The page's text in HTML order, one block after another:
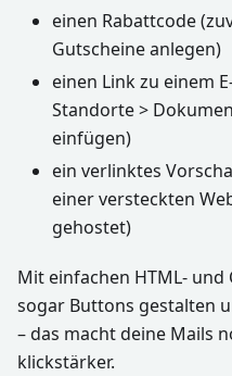
einen Rabattcode
Gutscheine anlegen)
einen Link zu einem
Standorte >
einfügen)
ein verlinktes
einer versteckten
gehostet)
Mit einfachen HTML- und
sogar Buttons gestalten
– das macht deine Mails
klickstärker.